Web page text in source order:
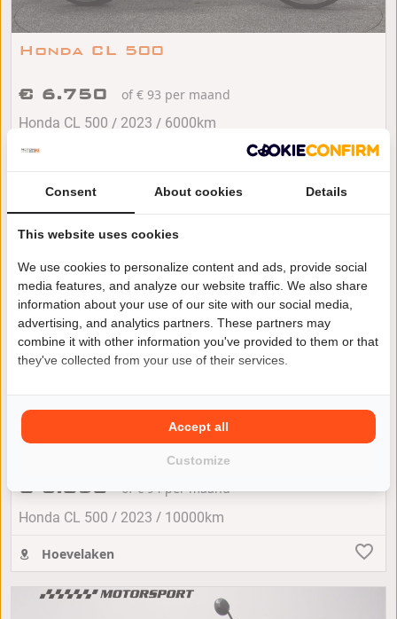
Honda CL 500
€ 6.750
of € 93 per maand
Honda CL 500 / 2023 / 6000km
Honda CL 500
€ 6.850 of € 94 per maand
Honda CL 500 / 2023 / 10000km
Hoevelaken
Consent About cookies Details
This website uses cookies
We use cookies to personalize content and ads, provide social
media features, and analyze our website traffic. We also share
information about your use of our site with our social media,
advertising, and analytics partners. These partners may
combine it with other information you've provided to them or that
they've collected from your use of their services.
Customize
Accept all